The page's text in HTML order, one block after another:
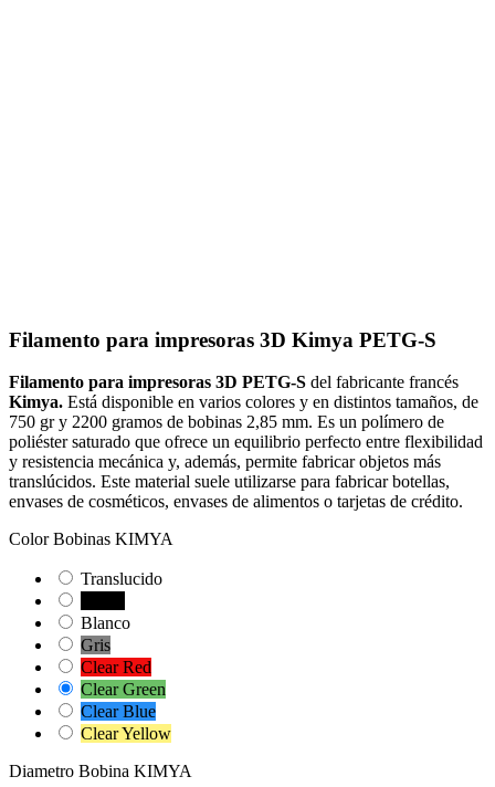
Filamento para impresoras 3D Kimya PETG-S
Filamento para impresoras 3D PETG-S del fabricante francés
Kimya. Está disponible en varios colores y en distintos tamaños, de
750 gr y 2200 gramos de bobinas 2,85 mm. Es un polímero de
poliéster saturado que ofrece un equilibrio perfecto entre flexibilidad
y resistencia mecánica y, además, permite fabricar objetos más
translúcidos. Este material suele utilizarse para fabricar botellas,
envases de cosméticos, envases de alimentos o tarjetas de crédito.
Color Bobinas KIMYA
Translucido
Blanco
Gris
Clear Red
Clear Green
Clear Blue
Clear Yellow
Diametro Bobina KIMYA